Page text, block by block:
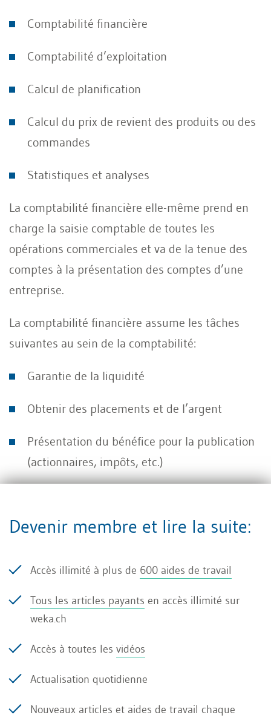
Comptabilité financière
Comptabilité d’exploitation
Calcul de planification
Calcul du prix de revient des produits ou des
commandes
Statistiques et analyses
La comptabilité financière elle-même prend en
charge la saisie comptable de toutes les
opérations commerciales et va de la tenue des
comptes à la présentation des comptes d’une
entreprise.
La comptabilité financière assume les tâches
suivantes au sein de la comptabilité:
Garantie de la liquidité
Obtenir des placements et de l’argent
Présentation du bénéfice pour la publication
(actionnaires, impôts, etc.)
Bases de calcul
charges ainsi que de la fortune et des
capitaux
clients, les fournisseurs
Protection des associés, des actionnaires
Devenir membre et lire la suite:
Accès illimité à plus de 600 aides de travail
Tous les articles payants en accès illimité sur
weka.ch
Accès à toutes les vidéos
Actualisation quotidienne
Nouveaux articles et aides de travail chaque